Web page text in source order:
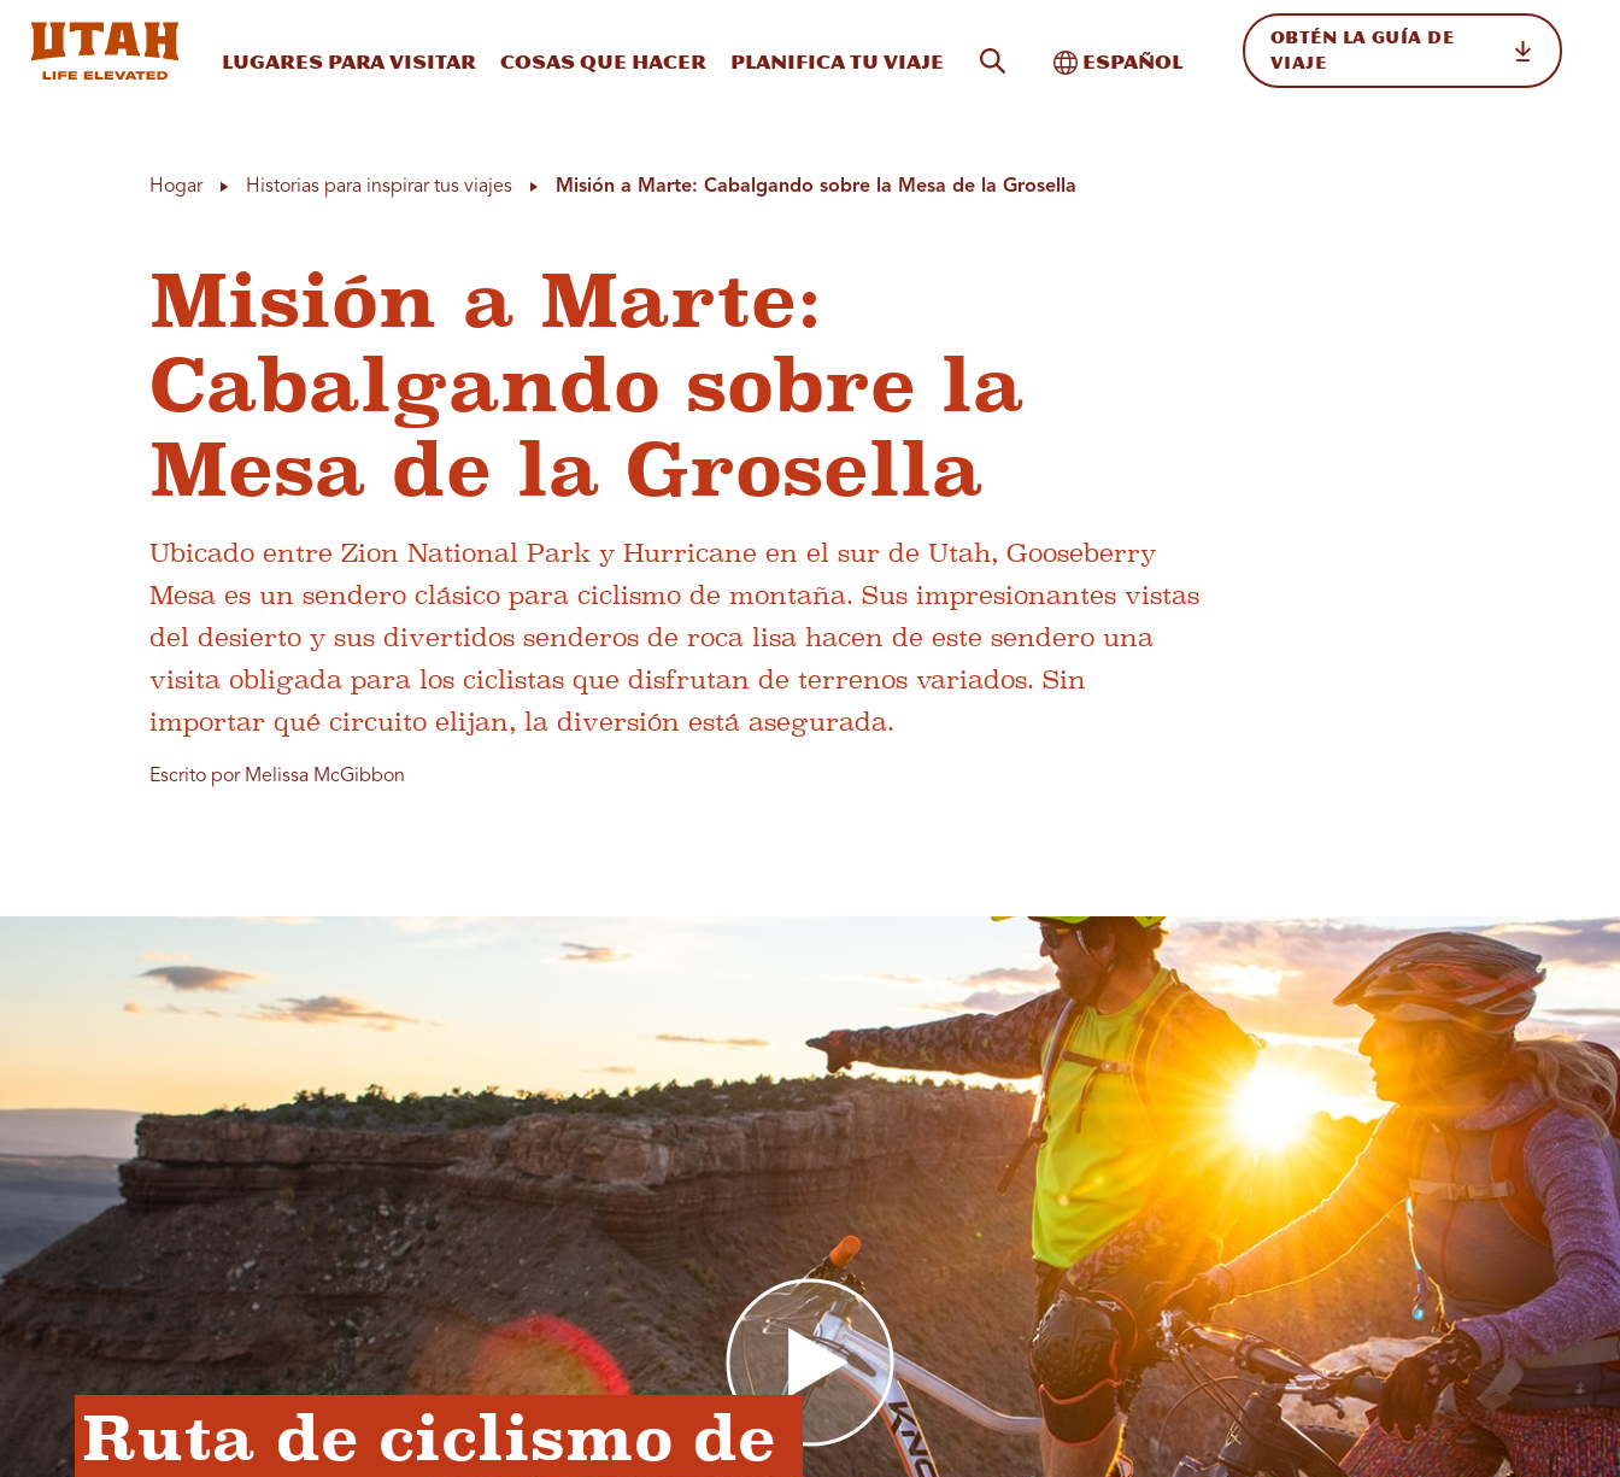
Lugares para visitar Cosas que hacer Planifica tu viaje Búsqueda en el sitio
Alternar Internacional
Español
OBTÉN LA GUÍA DE
VIAJE
Hogar Historias para inspirar tus viajes Misión a Marte: Cabalgando sobre la Mesa de la Grosella
Misión a Marte:
Cabalgando sobre la
Mesa de la Grosella
Ubicado entre Zion National Park y Hurricane en el sur de Utah, Gooseberry
Mesa es un sendero clásico para ciclismo de montaña. Sus impresionantes vistas
del desierto y sus divertidos senderos de roca lisa hacen de este sendero una
visita obligada para los ciclistas que disfrutan de terrenos variados. Sin
importar qué circuito elijan, la diversión está asegurada.
Escrito por Melissa McGibbon
Ruta de ciclismo de